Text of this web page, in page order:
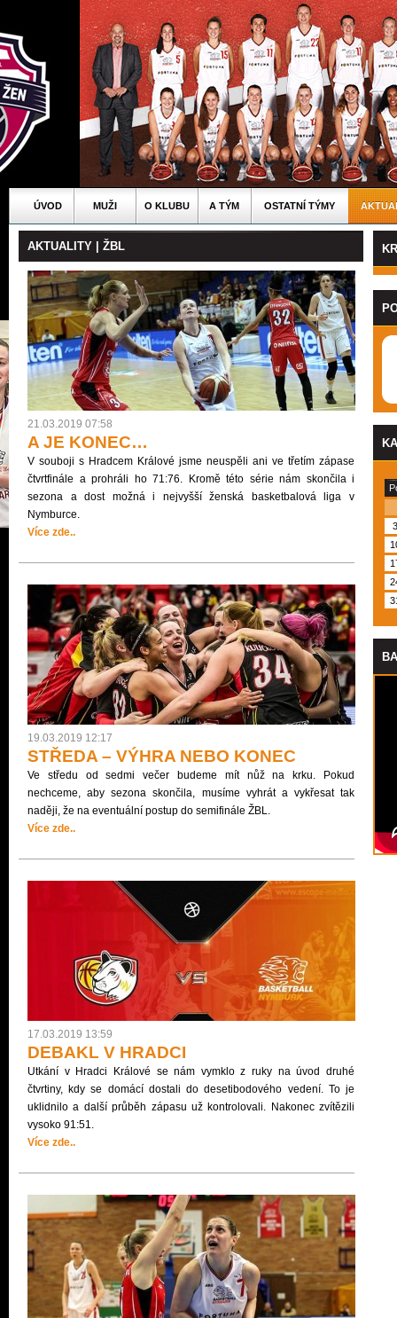
ÚVOD MUŽI O KLUBU A TÝM OSTATNÍ TÝMY
AKTUALITY | ŽBL
21.03.2019 07:58
A JE KONEC…
V souboji s Hradcem Králové jsme neuspěli ani ve třetím zápase
čtvrtfinále a prohráli ho 71:76. Kromě této série nám skončila i
sezona a dost možná i nejvyšší ženská basketbalová liga v
Nymburce.
Více zde..
19.03.2019 12:17
STŘEDA – VÝHRA NEBO KONEC
Ve středu od sedmi večer budeme mít nůž na krku. Pokud
nechceme, aby sezona skončila, musíme vyhrát a vykřesat tak
naději, že na eventuální postup do semifinále ŽBL.
Více zde..
17.03.2019 13:59
DEBAKL V HRADCI
Utkání v Hradci Králové se nám vymklo z ruky na úvod druhé
čtvrtiny, kdy se domácí dostali do desetibodového vedení. To je
uklidnilo a další průběh zápasu už kontrolovali. Nakonec zvítězili
vysoko 91:51.
Více zde..
3